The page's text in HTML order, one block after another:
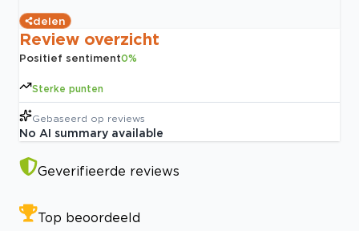
delen
Review overzicht
Positief sentiment0%
Sterke punten
Gebaseerd op reviews
No AI summary available
Geverifieerde reviews
Top beoordeeld